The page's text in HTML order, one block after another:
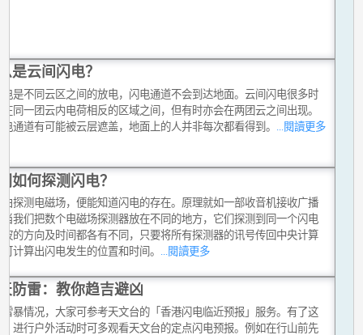
是云间闪电？
电是不同云区之间的放电，闪电通道不会到达地面。云间闪电很多时
同一团云内电荷相反的区域之间，但有时亦会在两团云之间出现。
通道有可能被云层遮盖，地面上的人并非每次都看得到。 ...閱讀更多
如何探测闪电？
由探测电磁场，便能知道闪电的存在。原理就如一部收音机接收广播
当我们把数个电磁场探测器放在不同的地方，它们探测到同一个闪电
波的方向及时间都各有不同，只要将所有探测器的讯号传回中央计算
计算出闪电发生的位置和时间。 ...閱讀更多
防雷：教你趋吉避凶
雷暴情况，大家可参考天文台的「香港闪电临近预报」服务。有了这
，进行户外活动时可多观看天文台的定点闪电预报。例如在行山前先